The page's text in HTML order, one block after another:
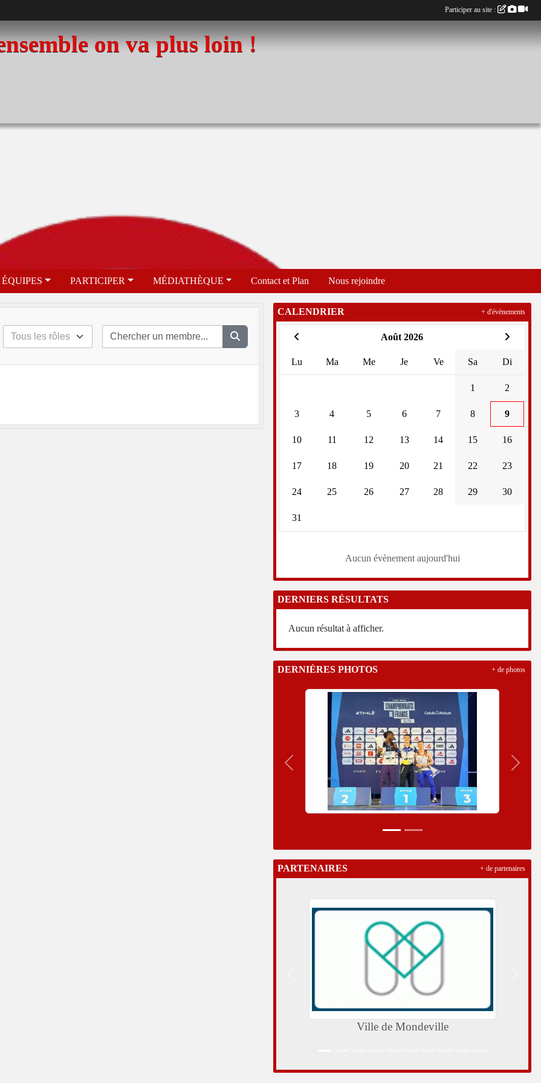
on va plus loin !
ÉQUIPES PARTICIPER MÉDIATHÈQUE Contact et Plan Nous rejoindre
CALENDRIER
Août 2026
Lu Ma Me Je Ve Sa Di
1 2
3 4 5 6 7 8 9
10 11 12 13 14 15 16
17 18 19 20 21 22 23
24 25 26 27 28 29 30
31
Aucun évènement aujourd'hui
+ d'évènements
DERNIERS RÉSULTATS
Aucun résultat à afficher.
DERNIÈRES PHOTOS
Précedent
+ de photos
PARTENAIRES
Ville de Mondeville
+ de partenaires
Participer au site :